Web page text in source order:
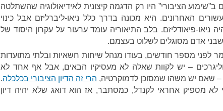
ב”שימוע הציבורי” היו רק הדגמה קיצונית לאידיאולוגיה שהשתלטה
האחרונים. היא מכונה בדרך כלל ניאו-ליברליזם אבל כינוי
ניאו-פיאודליזם. בלב התיאוריה עומד ערעור על עקרון היסוד של
אדם מסוגלים לשלוט בעצמם.
לפני מספר חודשים, בעודו מנהל שיחות חשאיות ובלתי מתועדות
– יש לקוות שאלה לא מעסיקיו הבאים, אבל אף אחד לא
שאם יש משהו שמסוכן לדמוקרטיה, הרי זה הדיון הציבורי בכלכלה.
לא מספיק אחראי לקנדל, כמסתבר, אז הוא דואג שלא יהיה דיון